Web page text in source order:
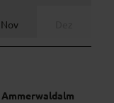
Nov
Ammerwaldalm